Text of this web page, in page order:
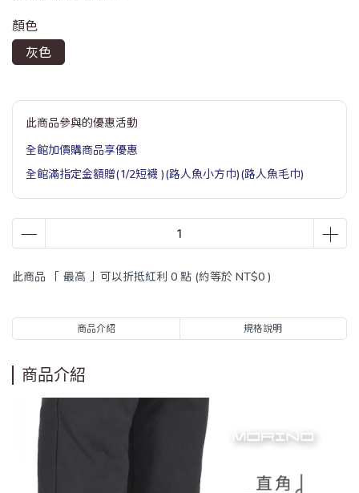
顏色
灰色
此商品參與的優惠活動
全館加價購商品享優惠
全館滿指定金額贈(1/2短襪 )(路人魚小方巾)(路人魚毛巾)
此商品 「 最高 」可以折抵紅利 0 點 (約等於 NT$0 )
商品介紹 規格說明
商品介紹